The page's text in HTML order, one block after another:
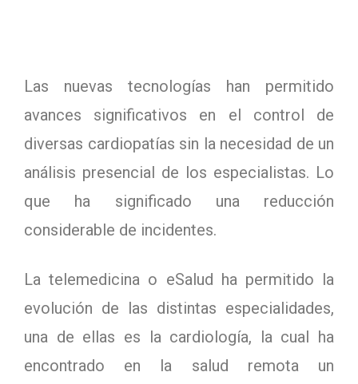
Las nuevas tecnologías han permitido
avances significativos en el control de
diversas cardiopatías sin la necesidad de un
análisis presencial de los especialistas. Lo
que ha significado una reducción
considerable de incidentes.
La telemedicina o eSalud ha permitido la
evolución de las distintas especialidades,
una de ellas es la cardiología, la cual ha
encontrado en la salud remota un